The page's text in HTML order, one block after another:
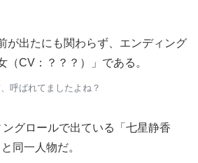
が出たにも関わらず、エンディング
（CV：？？？）」である。
呼ばれてましたよね？
グロールで出ている「七星静香
同一人物だ。